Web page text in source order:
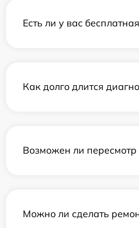
Есть ли у вас
Как долго длится
Возможен ли пересмотр
Можно ли сделать